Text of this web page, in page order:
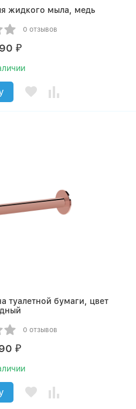
жидкого мыла, медь
0 отзывов
₽
туалетной бумаги, цвет
0 отзывов
₽